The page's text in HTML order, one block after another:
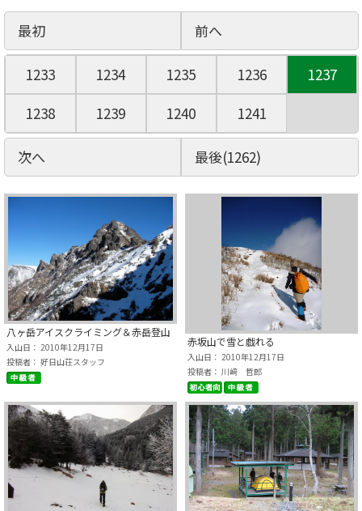
最初 前へ
1233 1234 1235 1236
1237
1238
1239 1240 1241
次へ 最後(1262)
八ヶ岳アイスクライミング＆赤岳登山
入山日： 2010年12月17日
投稿者： 好日山荘スタッフ
赤坂山で雪と戯れる
入山日： 2010年12月17日
投稿者： 川﨑 哲郎